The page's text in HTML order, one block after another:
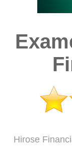
Hirose